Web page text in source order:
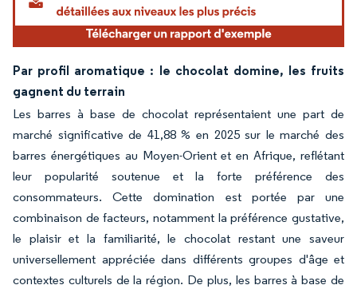
Par profil aromatique : le chocolat domine, les fruits
gagnent du terrain
Les barres à base de chocolat représentaient une part de
marché significative de 41,88 % en 2025 sur le marché des
barres énergétiques au Moyen-Orient et en Afrique, reflétant
leur popularité soutenue et la forte préférence des
consommateurs. Cette domination est portée par une
combinaison de facteurs, notamment la préférence gustative,
le plaisir et la familiarité, le chocolat restant une saveur
universellement appréciée dans différents groupes d'âge et
contextes culturels de la région. De plus, les barres à base de